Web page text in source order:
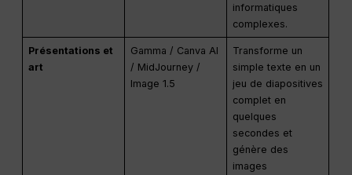
informatiques
complexes.
Présentations et
art
Gamma / Canva AI
/ MidJourney /
Image 1.5
Transforme un
simple texte en un
jeu de diapositives
complet en
quelques
secondes et
génère des
images